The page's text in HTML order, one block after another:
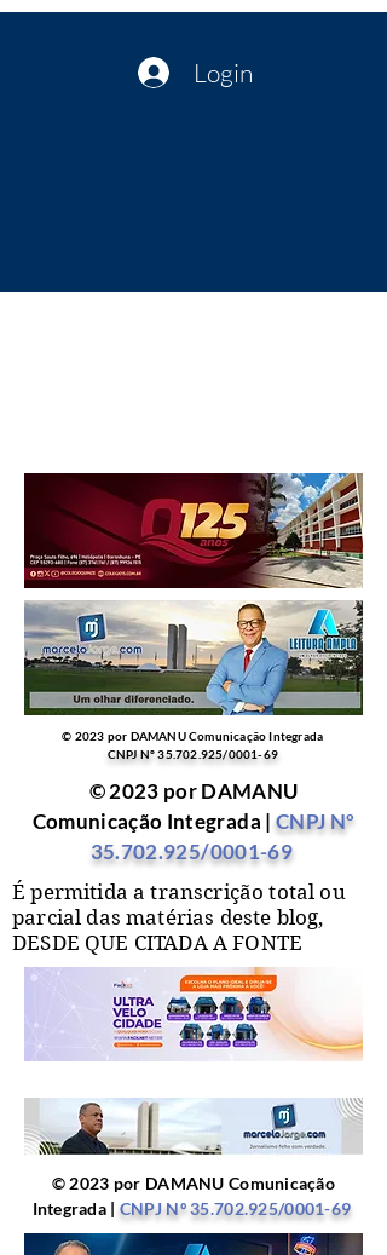
Login
© 2023 por DAMANU Comunicação Integrada
CNPJ Nº35.702.925/0001-69
© 2023 por DAMANU
Comunicação Integrada | CNPJ Nº
35.702.925/0001-69
É permitida a transcrição total ou
parcial das matérias deste blog,
DESDE QUE CITADA A FONTE
© 2023 por DAMANU Comunicação
Integrada | CNPJ Nº35.702.925/0001-69